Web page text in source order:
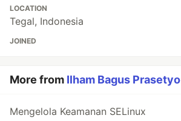
LOCATION
Tegal, Indonesia
JOINED
More from Ilham Bagus Prasetyo
Mengelola Keamanan SELinux